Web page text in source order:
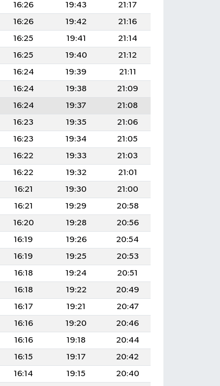
16:26 19:43
21:17
16:26 19:42
21:16
16:25 19:41
21:14
16:25 19:40
21:12
16:24 19:39
21:11
16:24 19:38
21:09
16:24 19:37
21:08
16:23 19:35
21:06
16:23 19:34
21:05
16:22 19:33
21:03
16:22 19:32
21:01
16:21 19:30
21:00
16:21 19:29
20:58
16:20 19:28
20:56
16:19 19:26
20:54
16:19 19:25
20:53
16:18 19:24
20:51
16:18 19:22
20:49
16:17 19:21
20:47
16:16 19:20
20:46
16:16 19:18
20:44
16:15 19:17
20:42
16:14 19:15 20:40